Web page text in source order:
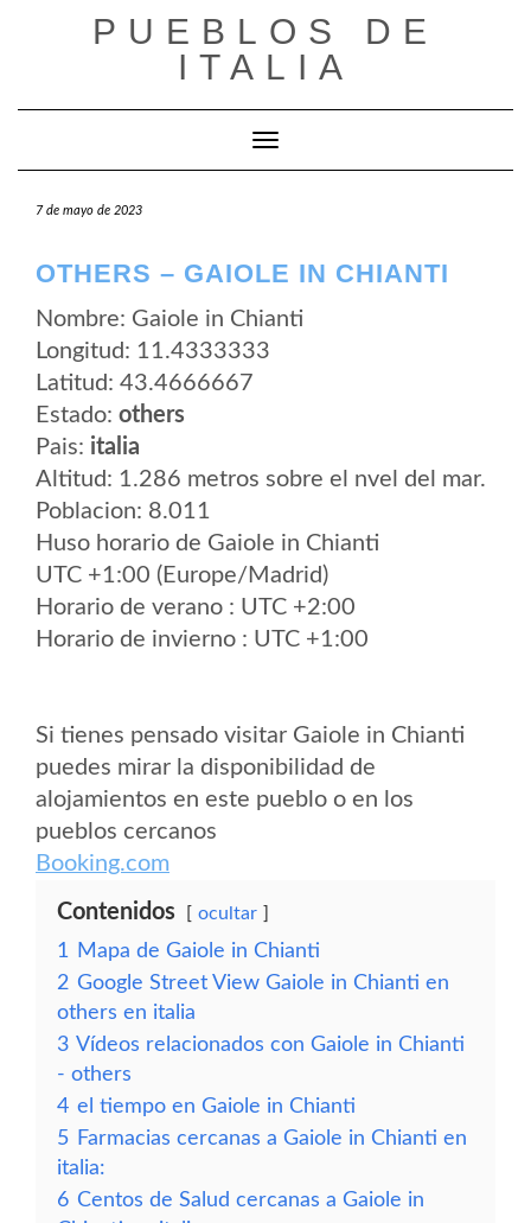
PUEBLOS DE
ITALIA
Cambiar modo de navegación
7 de mayo de 2023
OTHERS – GAIOLE IN CHIANTI
Nombre: Gaiole in Chianti
Longitud: 11.4333333
Latitud: 43.4666667
Estado: others
Pais: italia
Altitud: 1.286 metros sobre el nvel del mar.
Poblacion: 8.011
Huso horario de Gaiole in Chianti
UTC +1:00 (Europe/Madrid)
Horario de verano : UTC +2:00
Horario de invierno : UTC +1:00
Si tienes pensado visitar Gaiole in Chianti
puedes mirar la disponibilidad de
alojamientos en este pueblo o en los
pueblos cercanos
Booking.com
Contenidos ocultar
1
Mapa de Gaiole in Chianti
2 Google Street View Gaiole in Chianti en
others en italia
3 Vídeos relacionados con Gaiole in Chianti
- others
4 el tiempo en Gaiole in Chianti
5 Farmacias cercanas a Gaiole in Chianti en
italia:
6 Centos de Salud cercanas a Gaiole in